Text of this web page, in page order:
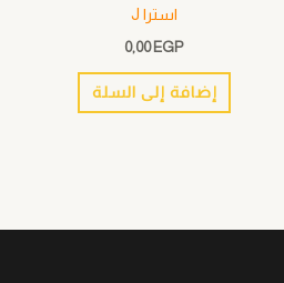
استرا J
0,00 EGP
إضافة إلى السلة